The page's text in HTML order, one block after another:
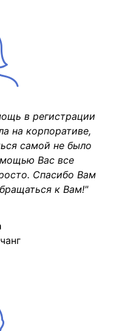
в регистрации
на корпоративе,
самой не было
Вас все
Спасибо Вам
к Вам!"